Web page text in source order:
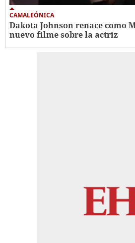
CAMALEÓNICA
Dakota Johnson renace como
nuevo filme sobre la actriz